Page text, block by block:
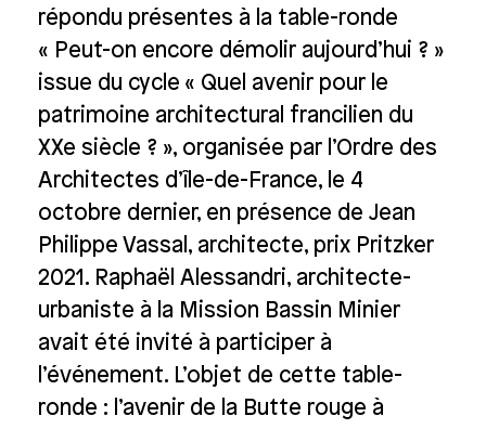
répondu présentes à la table-ronde
« Peut-on encore démolir aujourd’hui ? »
issue du cycle « Quel avenir pour le
patrimoine architectural francilien du
XXe siècle ? », organisée par l’Ordre des
Architectes d’île-de-France, le 4
octobre dernier, en présence de Jean
Philippe Vassal, architecte, prix Pritzker
2021. Raphaël Alessandri, architecte-
urbaniste à la Mission Bassin Minier
avait été invité à participer à
l’événement. L’objet de cette table-
ronde : l’avenir de la Butte rouge à